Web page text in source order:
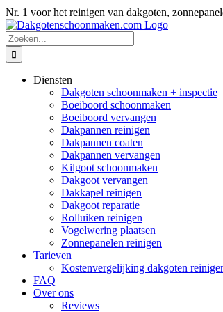
Ga
naar
inhoud
Nr. 1 voor het reinigen van dakgoten,
Zoeken
naar:
Diensten
Dakgoten schoonmaken + inspectie
Boeiboord schoonmaken
Boeiboord vervangen
Dakpannen reinigen
Dakpannen coaten
Dakpannen vervangen
Kilgoot schoonmaken
Dakgoot vervangen
Dakkapel reinigen
Dakgoot reparatie
Rolluiken reinigen
Vogelwering plaatsen
Zonnepanelen reinigen
Tarieven
Kostenvergelijking dakgoten
FAQ
Over ons
Reviews